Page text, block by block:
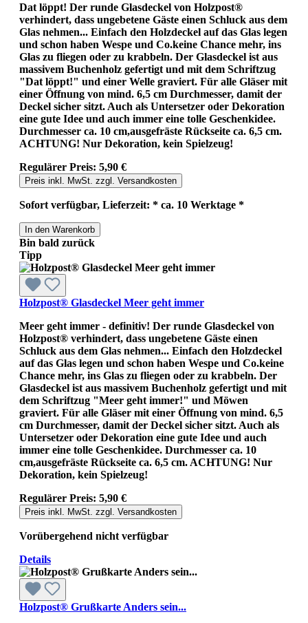
Dat löppt! Der runde Glasdeckel von Holzpost®
verhindert, dass ungebetene Gäste einen Schluck aus dem
Glas nehmen... Einfach den Holzdeckel auf das Glas legen
und schon haben Wespe und Co.keine Chance mehr, ins
Glas zu fliegen oder zu krabbeln. Der Glasdeckel ist aus
massivem Buchenholz gefertigt und mit dem Schriftzug
"Dat löppt!" und einer Welle graviert. Für alle Gläser mit
einer Öffnung von mind. 6,5 cm Durchmesser, damit der
Deckel sicher sitzt. Auch als Untersetzer oder Dekoration
eine gute Idee und auch immer eine tolle Geschenkidee.
Durchmesser ca. 10 cm,ausgefräste Rückseite ca. 6,5 cm.
ACHTUNG! Nur Dekoration, kein Spielzeug!
Regulärer Preis: 5,90 €
Preis inkl. MwSt. zzgl. Versandkosten
Sofort verfügbar, Lieferzeit: * ca. 10 Werktage *
In den Warenkorb
Bin bald zurück
Tipp
Holzpost® Glasdeckel Meer geht immer
Meer geht immer - definitiv! Der runde Glasdeckel von
Holzpost® verhindert, dass ungebetene Gäste einen
Schluck aus dem Glas nehmen... Einfach den Holzdeckel
auf das Glas legen und schon haben Wespe und Co.keine
Chance mehr, ins Glas zu fliegen oder zu krabbeln. Der
Glasdeckel ist aus massivem Buchenholz gefertigt und mit
dem Schriftzug "Meer geht immer!" und Möwen
graviert. Für alle Gläser mit einer Öffnung von mind. 6,5
cm Durchmesser, damit der Deckel sicher sitzt. Auch als
Untersetzer oder Dekoration eine gute Idee und auch
immer eine tolle Geschenkidee. Durchmesser ca. 10
cm,ausgefräste Rückseite ca. 6,5 cm. ACHTUNG! Nur
Dekoration, kein Spielzeug!
Regulärer Preis: 5,90 €
Preis inkl. MwSt. zzgl. Versandkosten
Vorübergehend nicht verfügbar
Details
Holzpost® Grußkarte Anders sein...